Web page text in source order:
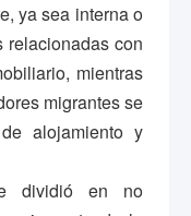
ya sea interna o
relacionadas con
mientras
migrantes se
alojamiento y
dividió en no